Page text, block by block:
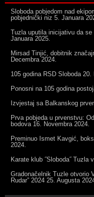
Sloboda pobjedom nad
pobjednički niz 5. Januara
Tuzla uputila inicijativu da
Januara 2025.
Mirsad Tinjić, dobitnik
Decembra 2024.
105 godina RSD Sloboda 20.
Ponosni na 105 godina
Izvjestaj sa Balkanskog
Prva pobjeda u prvenstvu:
bodova 16. Novembra 2024.
Preminuo Ismet Kavgić,
2024.
Karate klub ˝Sloboda˝ Tuzla
Gradonačelnik Tuzle otvorio
Rudar” 2024 25. Augusta